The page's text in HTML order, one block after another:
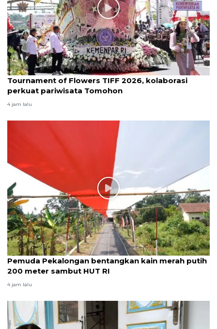
Tournament of Flowers TIFF 2026, kolaborasi
perkuat pariwisata Tomohon
4 jam lalu
Pemuda Pekalongan bentangkan kain merah putih
200 meter sambut HUT RI
4 jam lalu